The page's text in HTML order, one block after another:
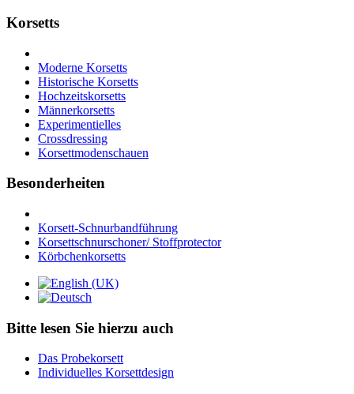
Korsetts
Moderne Korsetts
Historische Korsetts
Hochzeitskorsetts
Männerkorsetts
Experimentielles
Crossdressing
Korsettmodenschauen
Besonderheiten
Korsett-Schnurbandführung
Korsettschnurschoner/ Stoffprotector
Körbchenkorsetts
Bitte lesen Sie hierzu auch
Das Probekorsett
Individuelles Korsettdesign